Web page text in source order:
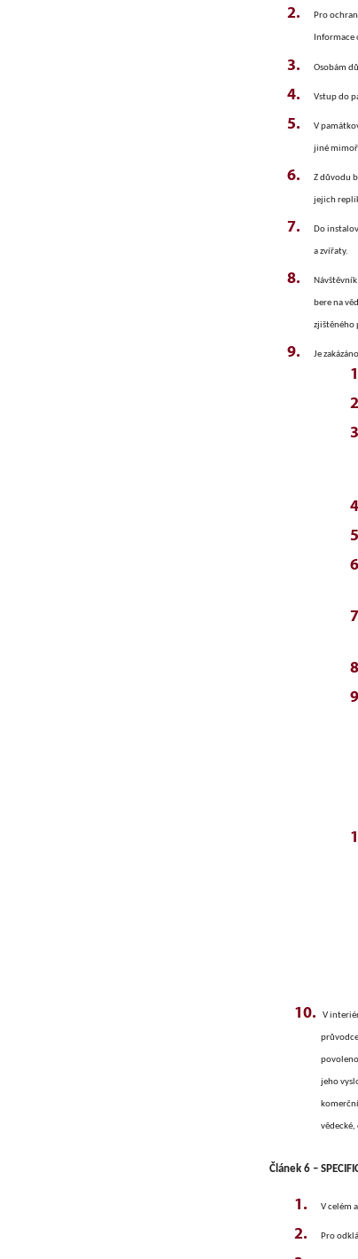
Pro
Informace
Osobám
Vstup do
V
jiné
Z důvodu
jejich
Do
a zvířaty.
bere na
zjištěného
Je
V
jeho
Článek 6 –
V celém
Pro